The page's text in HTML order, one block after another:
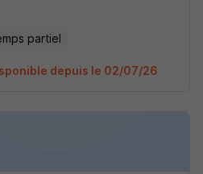
partiel
depuis le 02/07/26